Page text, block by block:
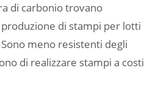
di carbonio trovano
di stampi per lotti
meno resistenti degli
di realizzare stampi a costi